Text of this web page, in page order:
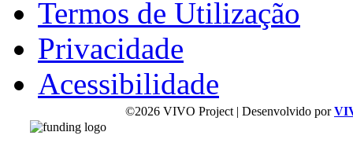
Termos de Utilização
Privacidade
Acessibilidade
©2026 VIVO Project | Desenvolvido por